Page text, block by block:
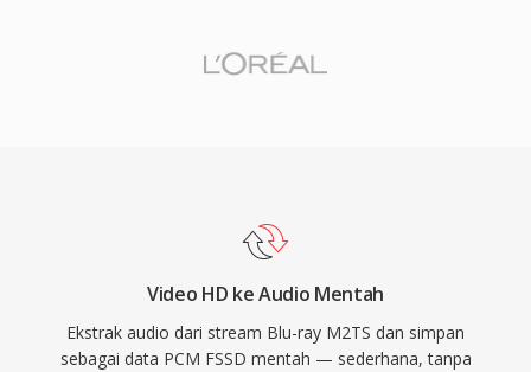
Video HD ke Audio Mentah
Ekstrak audio dari stream Blu-ray M2TS dan simpan
sebagai data PCM FSSD mentah — sederhana, tanpa